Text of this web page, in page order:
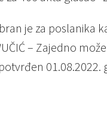
je za poslanika
– Zajedno
01.08.2022.